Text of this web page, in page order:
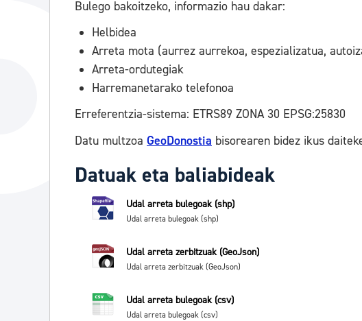
Bulego bakoitzeko, informazio hau dakar:
Helbidea
Arreta mota (aurrez aurrekoa, espezializatua,
Arreta-ordutegiak
Harremanetarako telefonoa
Erreferentzia-sistema: ETRS89 ZONA 30 EPSG:25830
Datu multzoa GeoDonostia bisorearen bidez ikus
Datuak eta baliabideak
Udal arreta bulegoak (shp)
Udal arreta bulegoak (shp)
Udal arreta zerbitzuak (GeoJson)
Udal arreta zerbitzuak (GeoJson)
Udal arreta bulegoak (csv)
Udal arreta bulegoak (csv)